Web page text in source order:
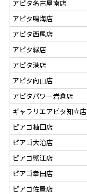
アピタ名古屋南店
アピタ鳴海店
アピタ西尾店
アピタ緑店
アピタ港店
アピタ向山店
アピタパワー岩倉店
ギャラリエアピタ知立店
ピアゴ植田店
ピアゴ大治店
ピアゴ蟹江店
ピアゴ幸田店
ピアゴ佐屋店